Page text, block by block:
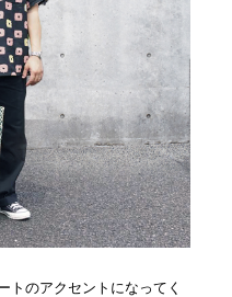
トのアクセントになってく